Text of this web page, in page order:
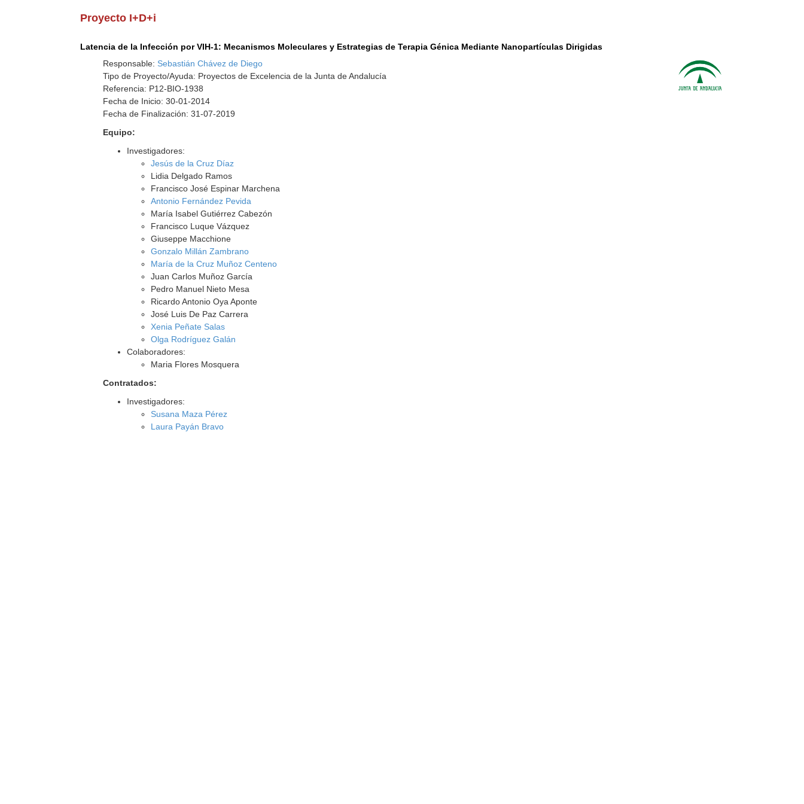
Proyecto I+D+i
Latencia de la Infección por VIH-1: Mecanismos Moleculares y Estrategias de Terapia Génica Mediante Nanopartículas Dirigidas
Responsable: Sebastián Chávez de Diego
Tipo de Proyecto/Ayuda: Proyectos de Excelencia de la Junta de Andalucía
Referencia: P12-BIO-1938
Fecha de Inicio: 30-01-2014
Fecha de Finalización: 31-07-2019
Equipo:
Investigadores:
Jesús de la Cruz Díaz
Lidia Delgado Ramos
Francisco José Espinar Marchena
Antonio Fernández Pevida
María Isabel Gutiérrez Cabezón
Francisco Luque Vázquez
Giuseppe Macchione
Gonzalo Millán Zambrano
María de la Cruz Muñoz Centeno
Juan Carlos Muñoz García
Pedro Manuel Nieto Mesa
Ricardo Antonio Oya Aponte
José Luis De Paz Carrera
Xenia Peñate Salas
Olga Rodríguez Galán
Colaboradores:
Maria Flores Mosquera
Contratados:
Investigadores:
Susana Maza Pérez
Laura Payán Bravo